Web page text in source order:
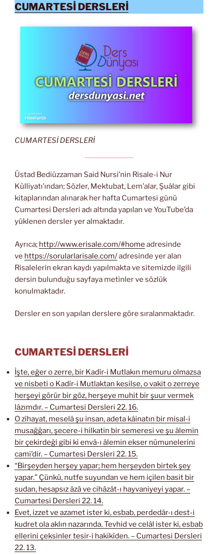
CUMARTESİ DERSLERİ
CUMARTESİ DERSLERİ
Üstad Bediüzzaman Said Nursi’nin Risale-i Nur
Külliyatı’ından; Sözler, Mektubat, Lem’alar, Şuâlar gibi
kitaplarından alınarak her hafta Cumartesi günü
Cumartesi Dersleri adı altında yapılan ve YouTube’da
yüklenen dersler yer almaktadır.
Ayrıca; http://www.erisale.com/#home adresinde
ve https://sorularlarisale.com/adresinde yer alan
Risalelerin ekran kaydı yapılmakta ve sitemizde ilgili
dersin bulunduğu sayfaya metinler ve sözlük
konulmaktadır.
Dersler en son yapılan derslere göre sıralanmaktadır.
CUMARTESİ DERSLERİ
İşte, eğer o zerre, bir Kadîr-i Mutlakın memuru olmazsa
ve nisbeti o Kadîr-i Mutlaktan kesilse, o vakit o zerreye
herşeyi görür bir göz, herşeye muhit bir şuur vermek
lâzımdır. – Cumartesi Dersleri 22. 16.
O zîhayat, meselâ şu insan, adeta kâinatın bir misal-i
musağğarı, şecere-i hilkatin bir semeresi ve şu âlemin
bir çekirdeği gibi ki envâ-ı âlemin ekser nümunelerini
cami’dir. – Cumartesi Dersleri 22. 15.
“Birşeyden herşey yapar; hem herşeyden birtek şey
yapar.” Çünkü, nutfe suyundan ve hem içilen basit bir
sudan, hesapsız âzâ ve cihâzât-ı hayvaniyeyi yapar. –
Cumartesi Dersleri 22. 14.
Evet, izzet ve azamet ister ki, esbab, perdedâr-ı dest-i
kudret ola aklın nazarında. Tevhid ve celâl ister ki, esbab
ellerini çeksinler tesir-i hakikîden. – Cumartesi Dersleri
22. 13.